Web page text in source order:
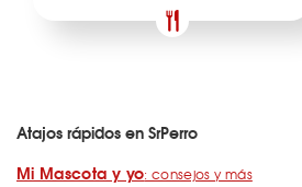
Atajos rápidos en SrPerro
Mi Mascota y yo: consejos y más